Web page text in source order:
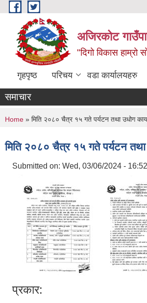
Skip to main content
अजिरकोट
"दिगो विकास
गृहपृष्ठ परिचय वडा कार्यालयहरु
समाचार
You are here
Home » मिति २०८० चैत्र १५ गते पर्यटन तथा उधोग
मिति २०८० चैत्र १५ गते पर्यटन तथा
Submitted on: Wed, 03/06/2024 - 16:52
प्रकार: